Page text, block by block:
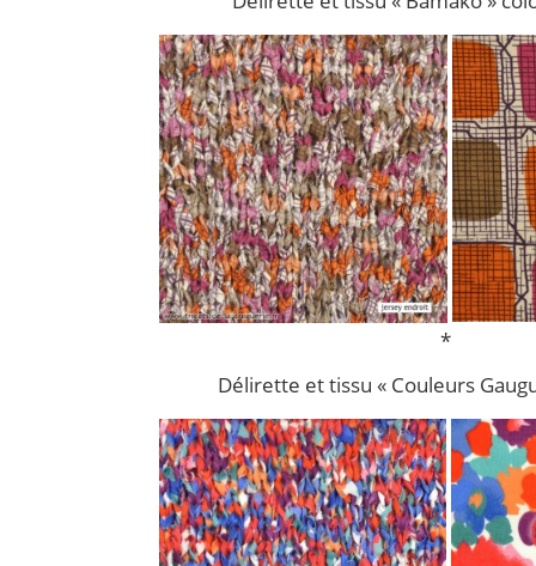
*
Délirette et tissu « Couleurs